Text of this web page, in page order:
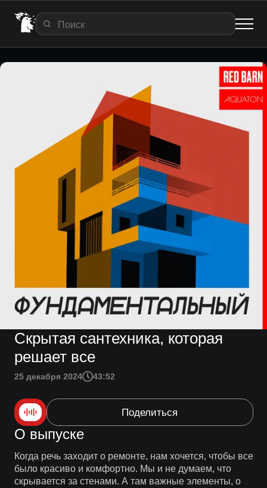
Скрытая сантехника, которая
решает все
25 декабря 2024 43:52
Поделиться
О выпуске
Когда речь заходит о ремонте, нам хочется, чтобы все
было красиво и комфортно. Мы и не думаем, что
скрывается за стенами. А там важные элементы, о